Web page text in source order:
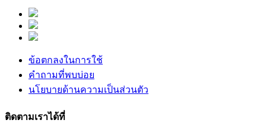
ข้อตกลงในการใช้
คำถามที่พบบ่อย
นโยบายด้านความเป็นส่วนตัว
ติดตามเราได้ที่